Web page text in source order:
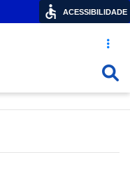
Acesso
ACESSIBILIDADE